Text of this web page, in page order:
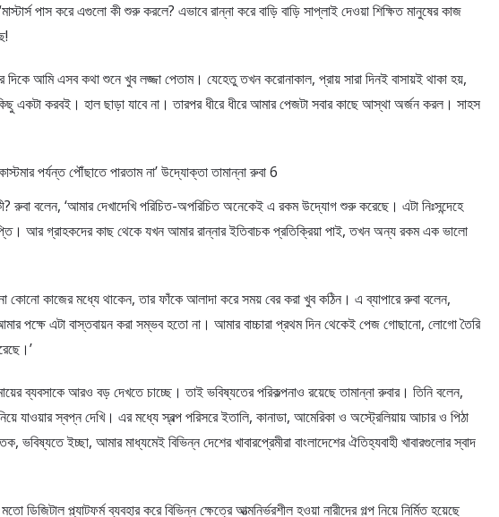
পাস করে এগুলো কী শুরু করলে? এভাবে রান্না করে বাড়ি বাড়ি সাপ্লাই দেওয়া শিক্ষিত মানুষের কাজ
দিকে আমি এসব কথা শুনে খুব লজ্জা পেতাম। যেহেতু তখন করোনাকাল, প্রায় সারা দিনই বাসায়ই থাকা হয়,
একটা করবই। হাল ছাড়া যাবে না। তারপর ধীরে ধীরে আমার পেজটা সবার কাছে আস্থা অর্জন করল। সাহস
রুবা বলেন, ‘আমার দেখাদেখি পরিচিত-অপরিচিত অনেকেই এ রকম উদ্যোগ শুরু করেছে। এটা নিঃসন্দেহে
আর গ্রাহকদের কাছ থেকে যখন আমার রান্নার ইতিবাচক প্রতিক্রিয়া পাই, তখন অন্য রকম এক ভালো
কাজের মধ্যে থাকেন, তার ফাঁকে আলাদা করে সময় বের করা খুব কঠিন। এ ব্যাপারে রুবা বলেন,
পক্ষে এটা বাস্তবায়ন করা সম্ভব হতো না। আমার বাচ্চারা প্রথম দিন থেকেই পেজ গোছানো, লোগো তৈরি
ব্যবসাকে আরও বড় দেখতে চাচ্ছে। তাই ভবিষ্যতের পরিকল্পনাও রয়েছে তামান্না রুবার। তিনি বলেন,
যাওয়ার স্বপ্ন দেখি। এর মধ্যে স্বল্প পরিসরে ইতালি, কানাডা, আমেরিকা ও অস্ট্রেলিয়ায় আচার ও পিঠা
ভবিষ্যতে ইচ্ছা, আমার মাধ্যমেই বিভিন্ন দেশের খাবারপ্রেমীরা বাংলাদেশের ঐতিহ্যবাহী খাবারগুলোর স্বাদ
ডিজিটাল প্ল্যাটফর্ম ব্যবহার করে বিভিন্ন ক্ষেত্রে আত্মনির্ভরশীল হওয়া নারীদের গল্প নিয়ে নির্মিত হয়েছে